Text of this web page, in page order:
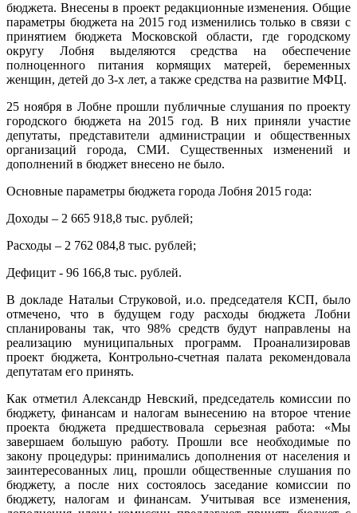
бюджета. Внесены в проект редакционные изменения. Общие
параметры бюджета на 2015 год изменились только в связи с
принятием бюджета Московской области, где городскому
округу Лобня выделяются средства на обеспечение
полноценного питания кормящих матерей, беременных
женщин, детей до 3-х лет, а также средства на развитие МФЦ.
25 ноября в Лобне прошли публичные слушания по проекту
городского бюджета на 2015 год. В них приняли участие
депутаты, представители администрации и общественных
организаций города, СМИ. Существенных изменений и
дополнений в бюджет внесено не было.
Основные параметры бюджета города Лобня 2015 года:
Доходы – 2 665 918,8 тыс. рублей;
Расходы – 2 762 084,8 тыс. рублей;
Дефицит - 96 166,8 тыс. рублей.
В докладе Натальи Струковой, и.о. председателя КСП, было
отмечено, что в будущем году расходы бюджета Лобни
спланированы так, что 98% средств будут направлены на
реализацию муниципальных программ. Проанализировав
проект бюджета, Контрольно-счетная палата рекомендовала
депутатам его принять.
Как отметил Александр Невский, председатель комиссии по
бюджету, финансам и налогам вынесению на второе чтение
проекта бюджета предшествовала серьезная работа: «Мы
завершаем большую работу. Прошли все необходимые по
закону процедуры: принимались дополнения от населения и
заинтересованных лиц, прошли общественные слушания по
бюджету, а после них состоялось заседание комиссии по
бюджету, налогам и финансам. Учитывая все изменения,